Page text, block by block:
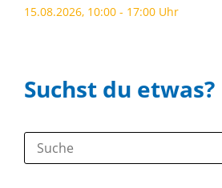
15.08.2026, 10:00 - 17:00 Uhr
Suchst du etwas?
Suche: